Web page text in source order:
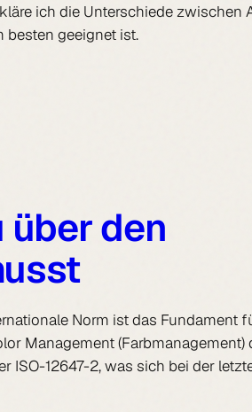
ich die Unterschiede zwischen
besten geeignet ist.
über den
Norm ist das Fundament
Management (Farbmanagement)
ISO-12647-2, was sich bei der